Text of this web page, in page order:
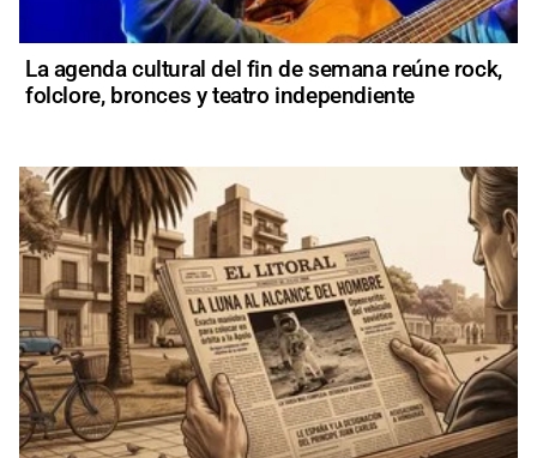
La agenda cultural del fin de semana reúne rock,
folclore, bronces y teatro independiente